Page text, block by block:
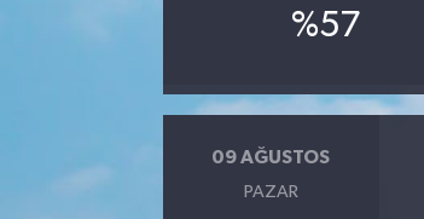
%57
09 AĞUSTOS
PAZAR